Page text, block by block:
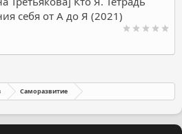
себя от А до Я (2021)
Саморазвитие